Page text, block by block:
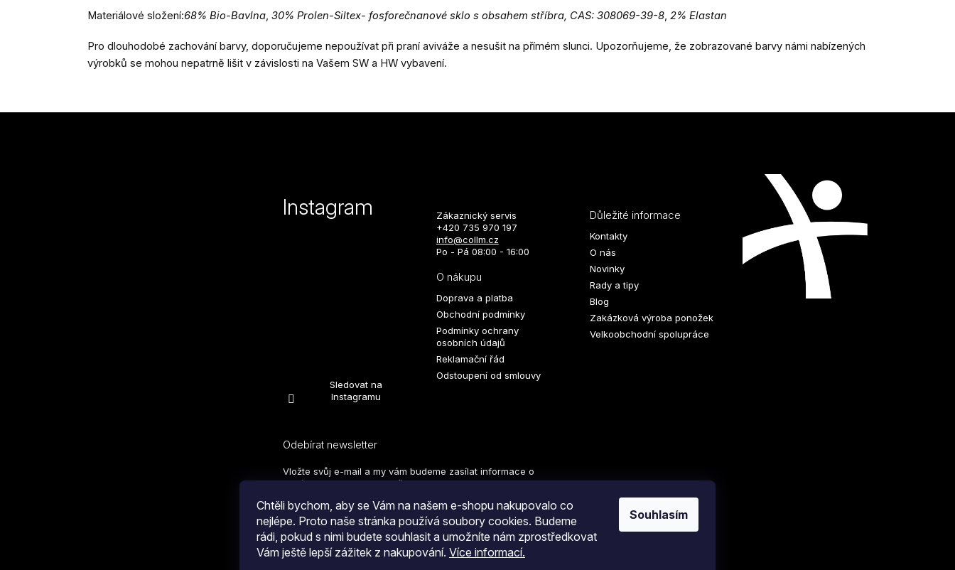
Chtěli bychom, aby se Vám na našem e-shopu nakupovalo co
nejlépe. Proto naše stránka používá soubory cookies. Budeme
rádi, pokud s nimi budete souhlasit a umožníte nám zprostředkovat
Vám ještě lepší zážitek z nakupování. Více informací.
Souhlasím
Materiálové složení:68% Bio-Bavlna, 30% Prolen-Siltex- fosforečnanové sklo s obsahem stříbra, CAS: 308069-39-8, 2% Elastan
Pro dlouhodobé zachování barvy, doporučujeme nepoužívat při praní aviváže a nesušit na přímém slunci. Upozorňujeme, že zobrazované barvy námi nabízených
výrobků se mohou nepatrně lišit v závislosti na Vašem SW a HW vybavení.
Instagram
Sledovat na
Instagramu
Zákaznický servis
+420 735 970 197
info@collm.cz
Po - Pá 08:00 - 16:00
O nákupu
Doprava a platba
Obchodní podmínky
Podmínky ochrany
osobních údajů
Reklamační řád
Odstoupení od smlouvy
Důležité informace
Kontakty
O nás
Novinky
Rady a tipy
Blog
Zakázková výroba ponožek
Velkoobchodní spolupráce
Odebírat newsletter
Vložte svůj e-mail a my vám budeme zasílat informace o
nových produktech na našem e-shopu.
E-mail
PŘIHLÁSIT
SE